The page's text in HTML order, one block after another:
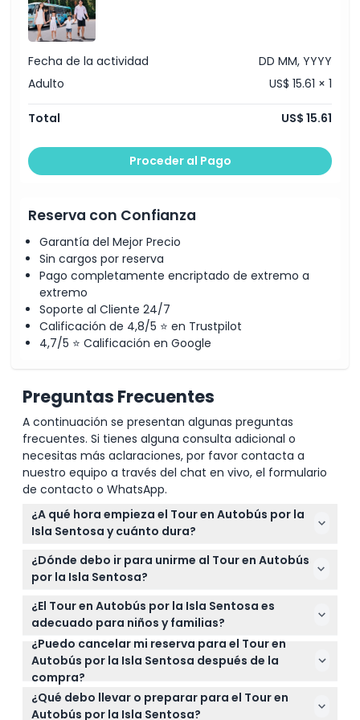
Exclusiones
Horario de Apertura
Cosas a Saber
Ubicación
Cómo Llegar
Términos y Condiciones
Política de Cancelación
Fecha de la actividad
DD MM, YYYY
Adulto
US$ 15.61 × 1
Total US$ 15.61
Proceder al Pago
Reserva con Confianza
Garantía del Mejor Precio
Sin cargos por reserva
Pago completamente encriptado de extremo a
extremo
Soporte al Cliente 24/7
Calificación de 4,8/5 ⭐ en Trustpilot
4,7/5 ⭐ Calificación en Google
Preguntas Frecuentes
A continuación se presentan algunas preguntas
frecuentes. Si tienes alguna consulta adicional o
necesitas más aclaraciones, por favor contacta a
nuestro equipo a través del chat en vivo, el formulario
de contacto o WhatsApp.
¿A qué hora empieza el Tour en Autobús por la
Isla Sentosa y cuánto dura?
Los tours comienzan diariamente a las 10:00 AM,
12:00 PM, 2:00 PM y 4:00 PM y cada tour dura
por favor confirme al momento de la reserva).
¿Dónde debo ir para unirme al Tour en Autobús
por la Isla Sentosa?
Debe llegar al Mostrador de Venta de Boletos de la
Estación Sentosa, frente a SkyHelix Sentosa, y estar
allí al menos 10 minutos antes de la hora
programada para el inicio del tour.
¿El Tour en Autobús por la Isla Sentosa es
adecuado para niños y familias?
Sí, se reciben niños de 4 a 12 años y deben tener
boleto; los niños menores de 4 años entran gratis. El
tour es familiar, pero tenga en cuenta que hay un
máximo de 45 personas por tour.
¿Puedo cancelar mi reserva para el Tour en
Autobús por la Isla Sentosa después de la
compra?
Los boletos para el Tour en Autobús por la Isla
Sentosa no son reembolsables y no pueden ser
¿Qué debo llevar o preparar para el Tour en
Autobús por la Isla Sentosa?